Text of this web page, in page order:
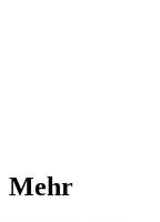
Mehr